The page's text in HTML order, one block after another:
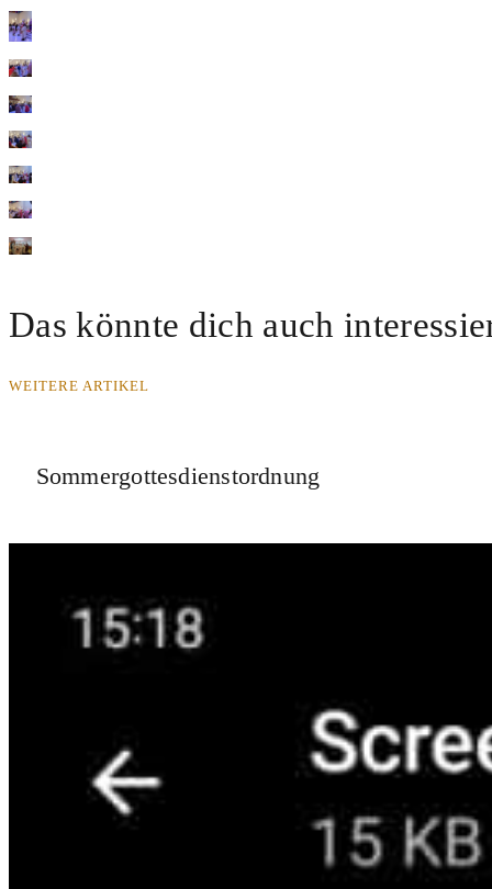
Das könnte dich auch
WEITERE ARTIKEL
Sommergottesdienstordnung